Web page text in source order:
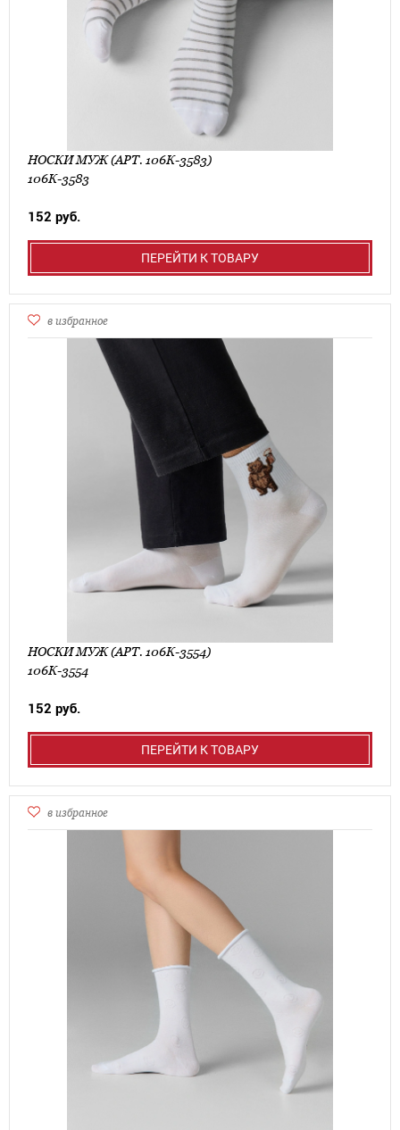
НОСКИ МУЖ (АРТ. 106К-3583)
106К-3583
152 руб.
ПЕРЕЙТИ К ТОВАРУ
в избранное
НОСКИ МУЖ (АРТ. 106К-3554)
106К-3554
152 руб.
ПЕРЕЙТИ К ТОВАРУ
в избранное